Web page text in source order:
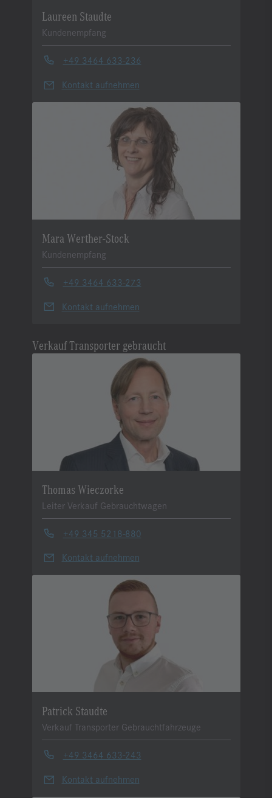
Laureen Staudte
Kundenempfang
+49 3464 633-236
Kontakt aufnehmen
Mara Werther-Stock
Kundenempfang
+49 3464 633-273
Kontakt aufnehmen
Verkauf Transporter gebraucht
Thomas Wieczorke
Leiter Verkauf Gebrauchtwagen
+49 345 5218-880
Kontakt aufnehmen
Patrick Staudte
Verkauf Transporter Gebrauchtfahrzeuge
+49 3464 633-243
Kontakt aufnehmen